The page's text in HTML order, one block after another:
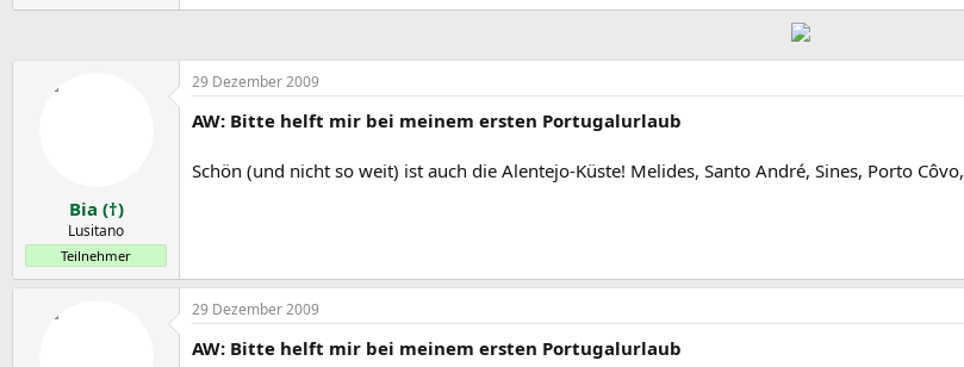
Bia (†)
Lusitano
Teilnehmer
29 Dezember 2009
AW: Bitte helft mir bei meinem ersten Portugalurlaub
Schön (und nicht so weit) ist auch die Alentejo-Küste! Melides, Santo André, Sines, Porto Côvo,
29 Dezember 2009
AW: Bitte helft mir bei meinem ersten Portugalurlaub